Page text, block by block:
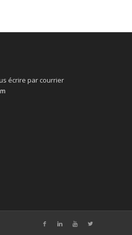
écrire par courrier